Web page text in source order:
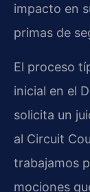
impacto en
primas de
El proceso
inicial en el
solicita un
al Circuit
trabajamos
mociones